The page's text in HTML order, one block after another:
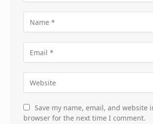
Save my name, email, and website
browser for the next time I comment.